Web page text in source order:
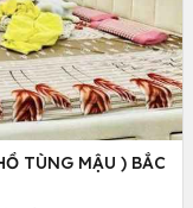
TÙNG MẬU ) BẮC